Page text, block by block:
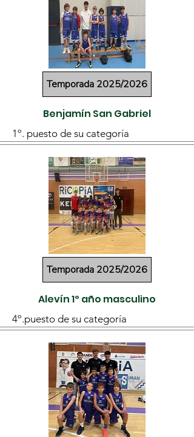
Temporada 2025/2026
Benjamín San Gabriel
1º. puesto de su categoría
Temporada 2025/2026
Alevín 1º año masculino
4º.puesto de su categoría